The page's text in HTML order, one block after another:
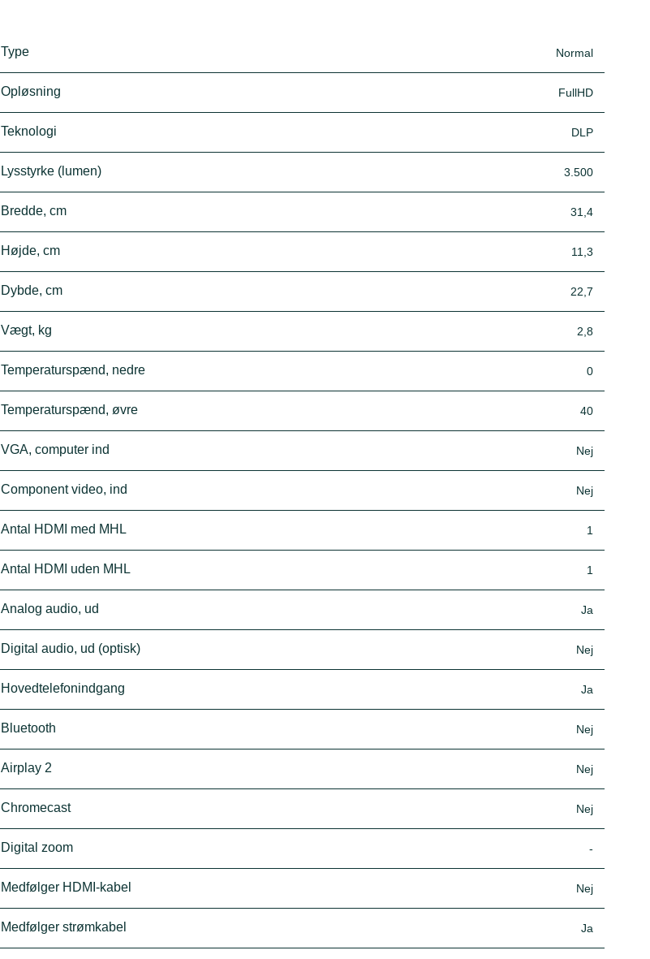
Type Normal
Opløsning FullHD
Teknologi DLP
Lysstyrke (lumen) 3.500
Bredde, cm 31,4
Højde, cm 11,3
Dybde, cm 22,7
Vægt, kg 2,8
Temperaturspænd, nedre 0
Temperaturspænd, øvre 40
VGA, computer ind Nej
Component video, ind Nej
Antal HDMI med MHL 1
Antal HDMI uden MHL 1
Analog audio, ud Ja
Digital audio, ud (optisk) Nej
Hovedtelefonindgang Ja
Bluetooth Nej
Airplay 2 Nej
Chromecast Nej
Digital zoom -
Medfølger HDMI-kabel Nej
Medfølger strømkabel Ja